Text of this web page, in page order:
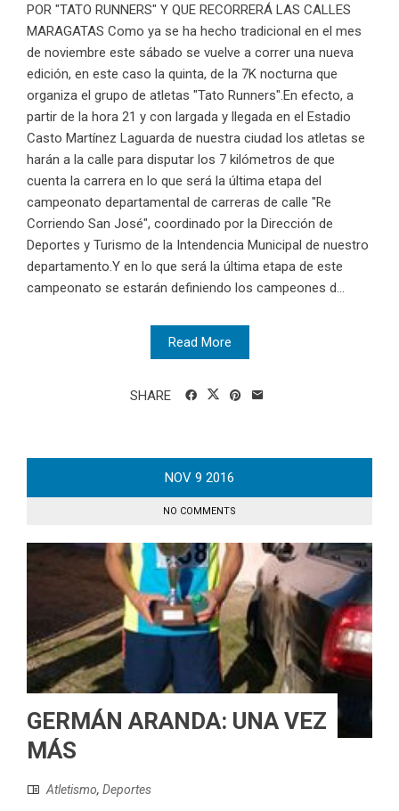
POR "TATO RUNNERS" Y QUE RECORRERÁ LAS CALLES
MARAGATAS Como ya se ha hecho tradicional en el mes
de noviembre este sábado se vuelve a correr una nueva
edición, en este caso la quinta, de la 7K nocturna que
organiza el grupo de atletas "Tato Runners".En efecto, a
partir de la hora 21 y con largada y llegada en el Estadio
Casto Martínez Laguarda de nuestra ciudad los atletas se
harán a la calle para disputar los 7 kilómetros de que
cuenta la carrera en lo que será la última etapa del
campeonato departamental de carreras de calle "Re
Corriendo San José", coordinado por la Dirección de
Deportes y Turismo de la Intendencia Municipal de nuestro
departamento.Y en lo que será la última etapa de este
campeonato se estarán definiendo los campeones d...
Read More
SHARE
NOV 9 2016
NO COMMENTS
GERMÁN ARANDA: UNA VEZ
MÁS
Atletismo, Deportes